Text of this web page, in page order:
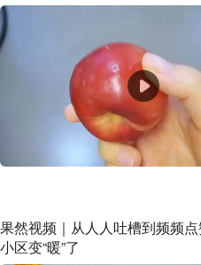
果然视频｜从人人吐槽到频频
小区变“暖”了